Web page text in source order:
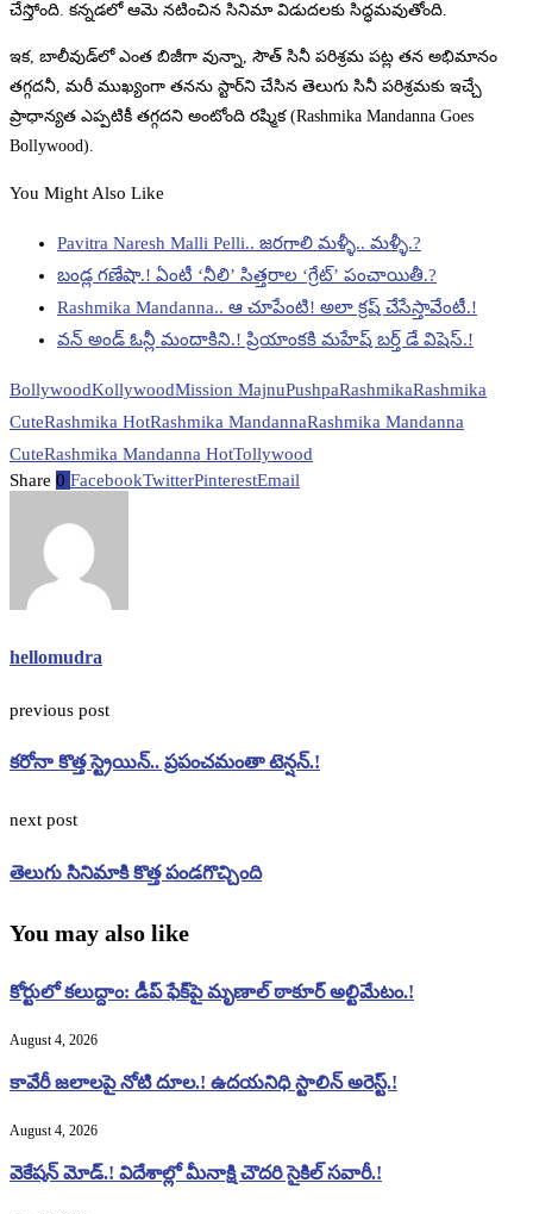
చేస్తోంది. కన్నడలో ఆమె నటించిన సినిమా విడుదలకు సిద్ధమవుతోంది.
ఇక, బాలీవుడ్‌లో ఎంత బిజీగా వున్నా, సౌత్‌ సినీ పరిశ్రమ పట్ల తన అభిమానం
తగ్గదనీ, మరీ ముఖ్యంగా తనను స్టార్‌ని చేసిన తెలుగు సినీ పరిశ్రమకు ఇచ్చే
ప్రాధాన్యత ఎప్పటికీ తగ్గదని అంటోంది రష్మిక (Rashmika Mandanna Goes
Bollywood).
You Might Also Like
Pavitra Naresh Malli Pelli.. జరగాలి మళ్ళీ.. మళ్ళీ.?
బండ్ల గణేషా.! ఏంటీ ‘నీలి’ సిత్తరాల ‘గ్రేట్’ పంచాయితీ.?
Rashmika Mandanna.. ఆ చూపేంటి! అలా క్రష్ చేసేస్తావేంటీ.!
వన్ అండ్ ఓన్లీ మందాకిని.! ప్రియాంకకి మహేష్ బర్త్ డే విషెస్.!
BollywoodKollywoodMission MajnuPushpaRashmikaRashmika
CuteRashmika HotRashmika MandannaRashmika Mandanna
CuteRashmika Mandanna HotTollywood
Share 0 FacebookTwitterPinterestEmail
hellomudra
previous post
కరోనా కొత్త స్ట్రెయిన్‌.. ప్రపంచమంతా టెన్షన్‌.!
next post
తెలుగు సినిమాకి కొత్త పండగొచ్చింది
You may also like
కోర్టులో కలుద్దాం: డీప్ ఫేక్‌పై మృణాల్ ఠాకూర్ అల్టిమేటం.!
August 4, 2026
కావేరీ జలాలపై నోటి దూల.! ఉదయనిధి స్టాలిన్ అరెస్ట్.!
August 4, 2026
వెకేషన్ మోడ్.! విదేశాల్లో మీనాక్షి చౌదరి సైకిల్ సవారీ.!